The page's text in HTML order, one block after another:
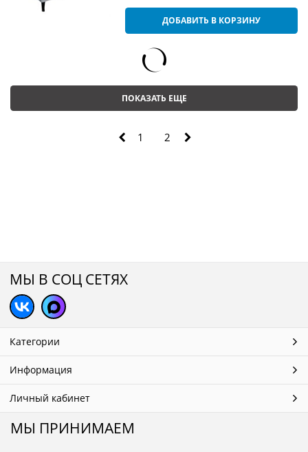
ДОБАВИТЬ В КОРЗИНУ
ПОКАЗАТЬ ЕЩЕ
1 2
МЫ В СОЦ СЕТЯХ
Категории
Информация
Личный кабинет
МЫ ПРИНИМАЕМ